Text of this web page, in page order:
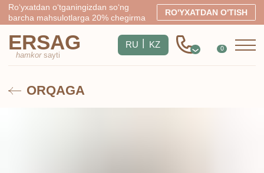
Ro‘yxatdan o‘tganingizdan so‘ng
barcha mahsulotlarga 20% chegirma
RO'YXATDAN O'TISH
0
ERSAG
hamkorsayti
ORQAGA